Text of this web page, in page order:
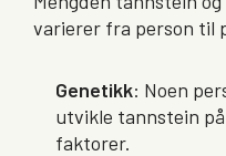
varierer fra person til
Genetikk: Noen
utvikle tannstein
faktorer.